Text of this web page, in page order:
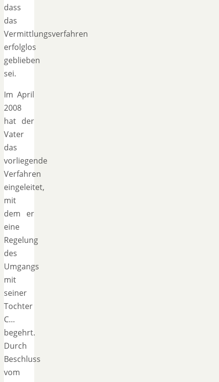
dass
das
Vermittlungsverfahren
erfolglos
geblieben
sei.
Im April
2008
hat der
Vater
das
vorliegende
Verfahren
eingeleitet,
mit
dem er
eine
Regelung
des
Umgangs
mit
seiner
Tochter
C…
begehrt.
Durch
Beschluss
vom